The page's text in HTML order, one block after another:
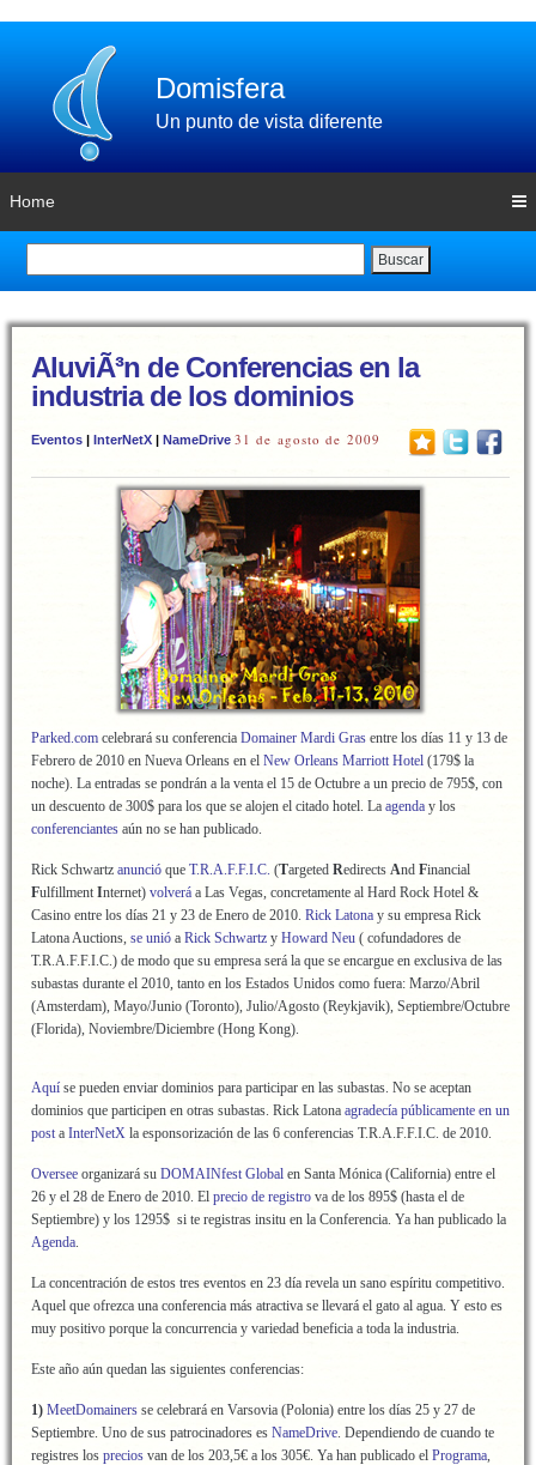
Domisfera
Un punto de vista diferente
Home
Buscar
AluviÃ³n de Conferencias en la
industria de los dominios
Eventos | InterNetX | NameDrive 31 de agosto de 2009
Parked.com celebrará su conferencia Domainer Mardi Gras entre los días 11 y 13 de
Febrero de 2010 en Nueva Orleans en el New Orleans Marriott Hotel (179$ la
noche). La entradas se pondrán a la venta el 15 de Octubre a un precio de 795$, con
un descuento de 300$ para los que se alojen el citado hotel. La agenda y los
conferenciantes aún no se han publicado.
Rick Schwartz anunció que T.R.A.F.F.I.C. (Targeted Redirects And Financial
FulfillmentInternet) volverá a Las Vegas, concretamente al Hard Rock Hotel &
Casino entre los días 21 y 23 de Enero de 2010. Rick Latona y su empresa Rick
Latona Auctions, se unió a Rick Schwartz y Howard Neu ( cofundadores de
T.R.A.F.F.I.C.) de modo que su empresa será la que se encargue en exclusiva de las
subastas durante el 2010, tanto en los Estados Unidos como fuera: Marzo/Abril
(Amsterdam), Mayo/Junio (Toronto), Julio/Agosto (Reykjavik), Septiembre/Octubre
(Florida), Noviembre/Diciembre (Hong Kong).
Aquí se pueden enviar dominios para participar en las subastas. No se aceptan
dominios que participen en otras subastas. Rick Latona agradecía públicamente en un
post a InterNetX la esponsorización de las 6 conferencias T.R.A.F.F.I.C. de 2010.
Oversee organizará su DOMAINfest Global en Santa Mónica (California) entre el
26 y el 28 de Enero de 2010. El precio de registro va de los 895$ (hasta el de
Septiembre) y los 1295$ si te registras insitu en la Conferencia. Ya han publicado la
Agenda.
La concentración de estos tres eventos en 23 día revela un sano espíritu competitivo.
Aquel que ofrezca una conferencia más atractiva se llevará el gato al agua. Y esto es
muy positivo porque la concurrencia y variedad beneficia a toda la industria.
Este año aún quedan las siguientes conferencias:
1) MeetDomainers se celebrará en Varsovia (Polonia) entre los días 25 y 27 de
Septiembre. Uno de sus patrocinadores es NameDrive. Dependiendo de cuando te
registres los precios van de los 203,5€ a los 305€. Ya han publicado el Programa,